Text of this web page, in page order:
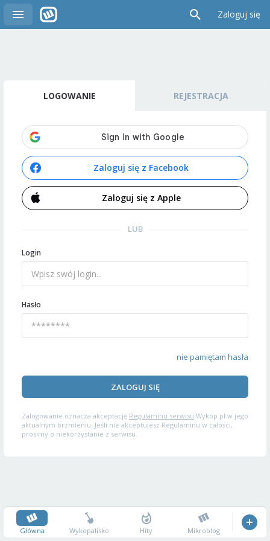
Zaloguj się
LOGOWANIE REJESTRACJA
Zaloguj się z Facebook
Zaloguj się z Apple
LUB
Login
Hasło
nie pamiętam hasła
ZALOGUJ SIĘ
Zalogowanie oznacza akceptację Regulaminu serwisu Wykop.pl w jego
aktualnym brzmieniu. Jeśli nie akceptujesz Regulaminu w całości,
prosimy o niekorzystanie z serwisu.
Główna Wykopalisko Hity Mikroblog